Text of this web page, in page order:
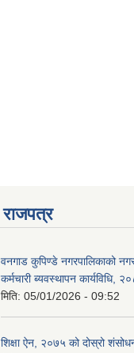
राजपत्र
वनगाड कुपिण्डे नगरपालिकाको
कर्मचारी ब्यवस्थापन कार्यविधि,
मिति: 05/01/2026 - 09:52
शिक्षा ऐन, २०७५ को दोस्रो